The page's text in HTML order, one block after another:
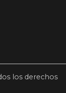
los derechos